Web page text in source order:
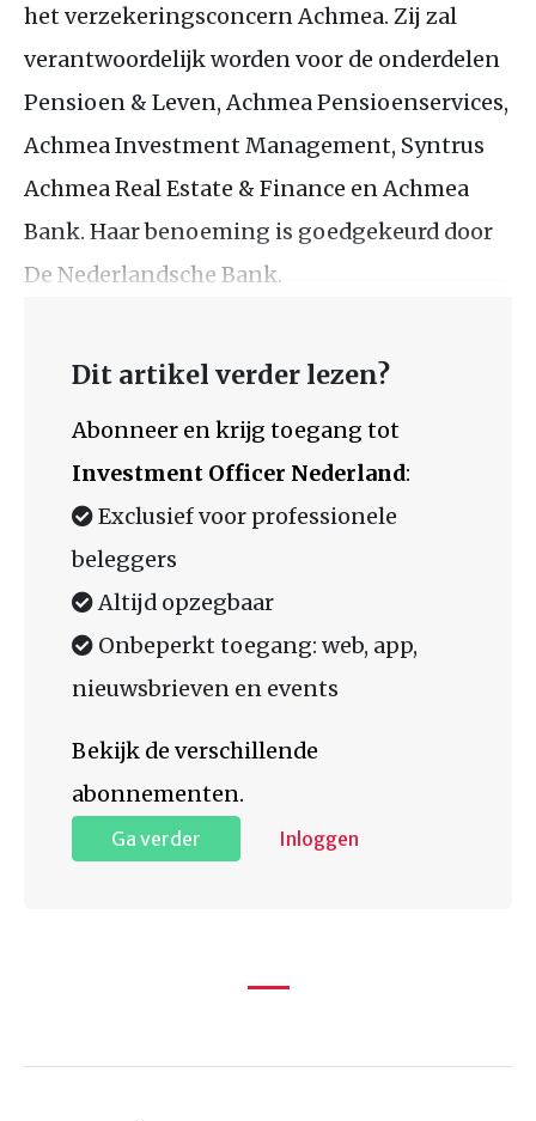
het verzekeringsconcern Achmea. Zij zal
verantwoordelijk worden voor de onderdelen
Pensioen & Leven, Achmea Pensioenservices,
Achmea Investment Management, Syntrus
Achmea Real Estate & Finance en Achmea
Bank. Haar benoeming is goedgekeurd door
De Nederlandsche Bank.
Dit artikel verder lezen?
Abonneer en krijg toegang tot
Investment Officer Nederland:
Exclusief voor professionele
beleggers
Altijd opzegbaar
Onbeperkt toegang: web, app,
nieuwsbrieven en events
Bekijk de verschillende
abonnementen.
Ga verder Inloggen